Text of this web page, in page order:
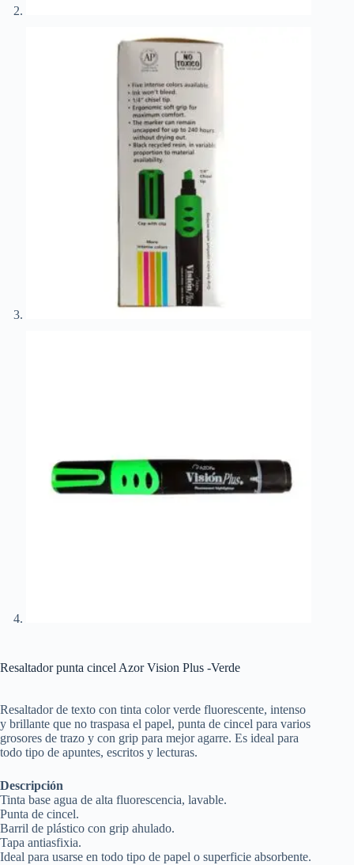
Resaltador punta cincel Azor Vision Plus -Verde
Resaltador de texto con tinta color verde fluorescente, intenso
y brillante que no traspasa el papel, punta de cincel para varios
grosores de trazo y con grip para mejor agarre. Es ideal para
todo tipo de apuntes, escritos y lecturas.
Descripción
Tinta base agua de alta fluorescencia, lavable.
Punta de cincel.
Barril de plástico con grip ahulado.
Tapa antiasfixia.
Ideal para usarse en todo tipo de papel o superficie absorbente.